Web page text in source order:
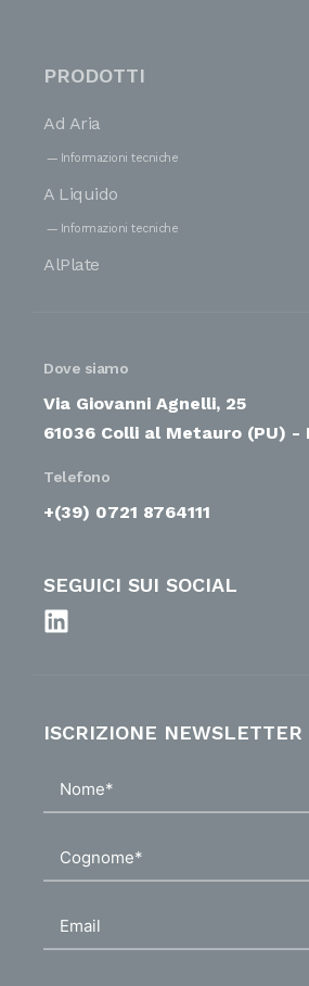
PRODOTTI
Ad Aria
Informazioni tecniche
A Liquido
Informazioni tecniche
AlPlate
Dove siamo
Via Giovanni Agnelli, 25
61036 Colli al Metauro (PU) -
Telefono
+(39) 0721 8764111
SEGUICI SUI SOCIAL
ISCRIZIONE NEWSLETTER